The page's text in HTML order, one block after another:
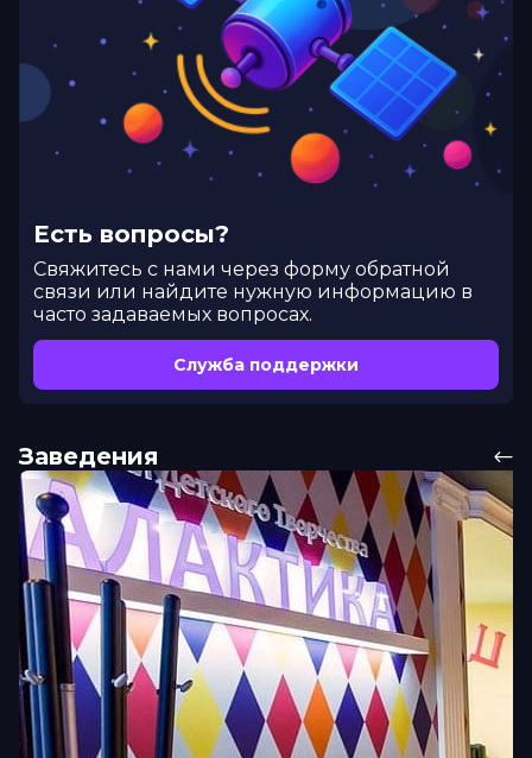
Есть вопросы?
Cвяжитесь с нами через форму обратной
связи или найдите нужную информацию в
часто задаваемых вопросах.
Служба поддержки
Заведения